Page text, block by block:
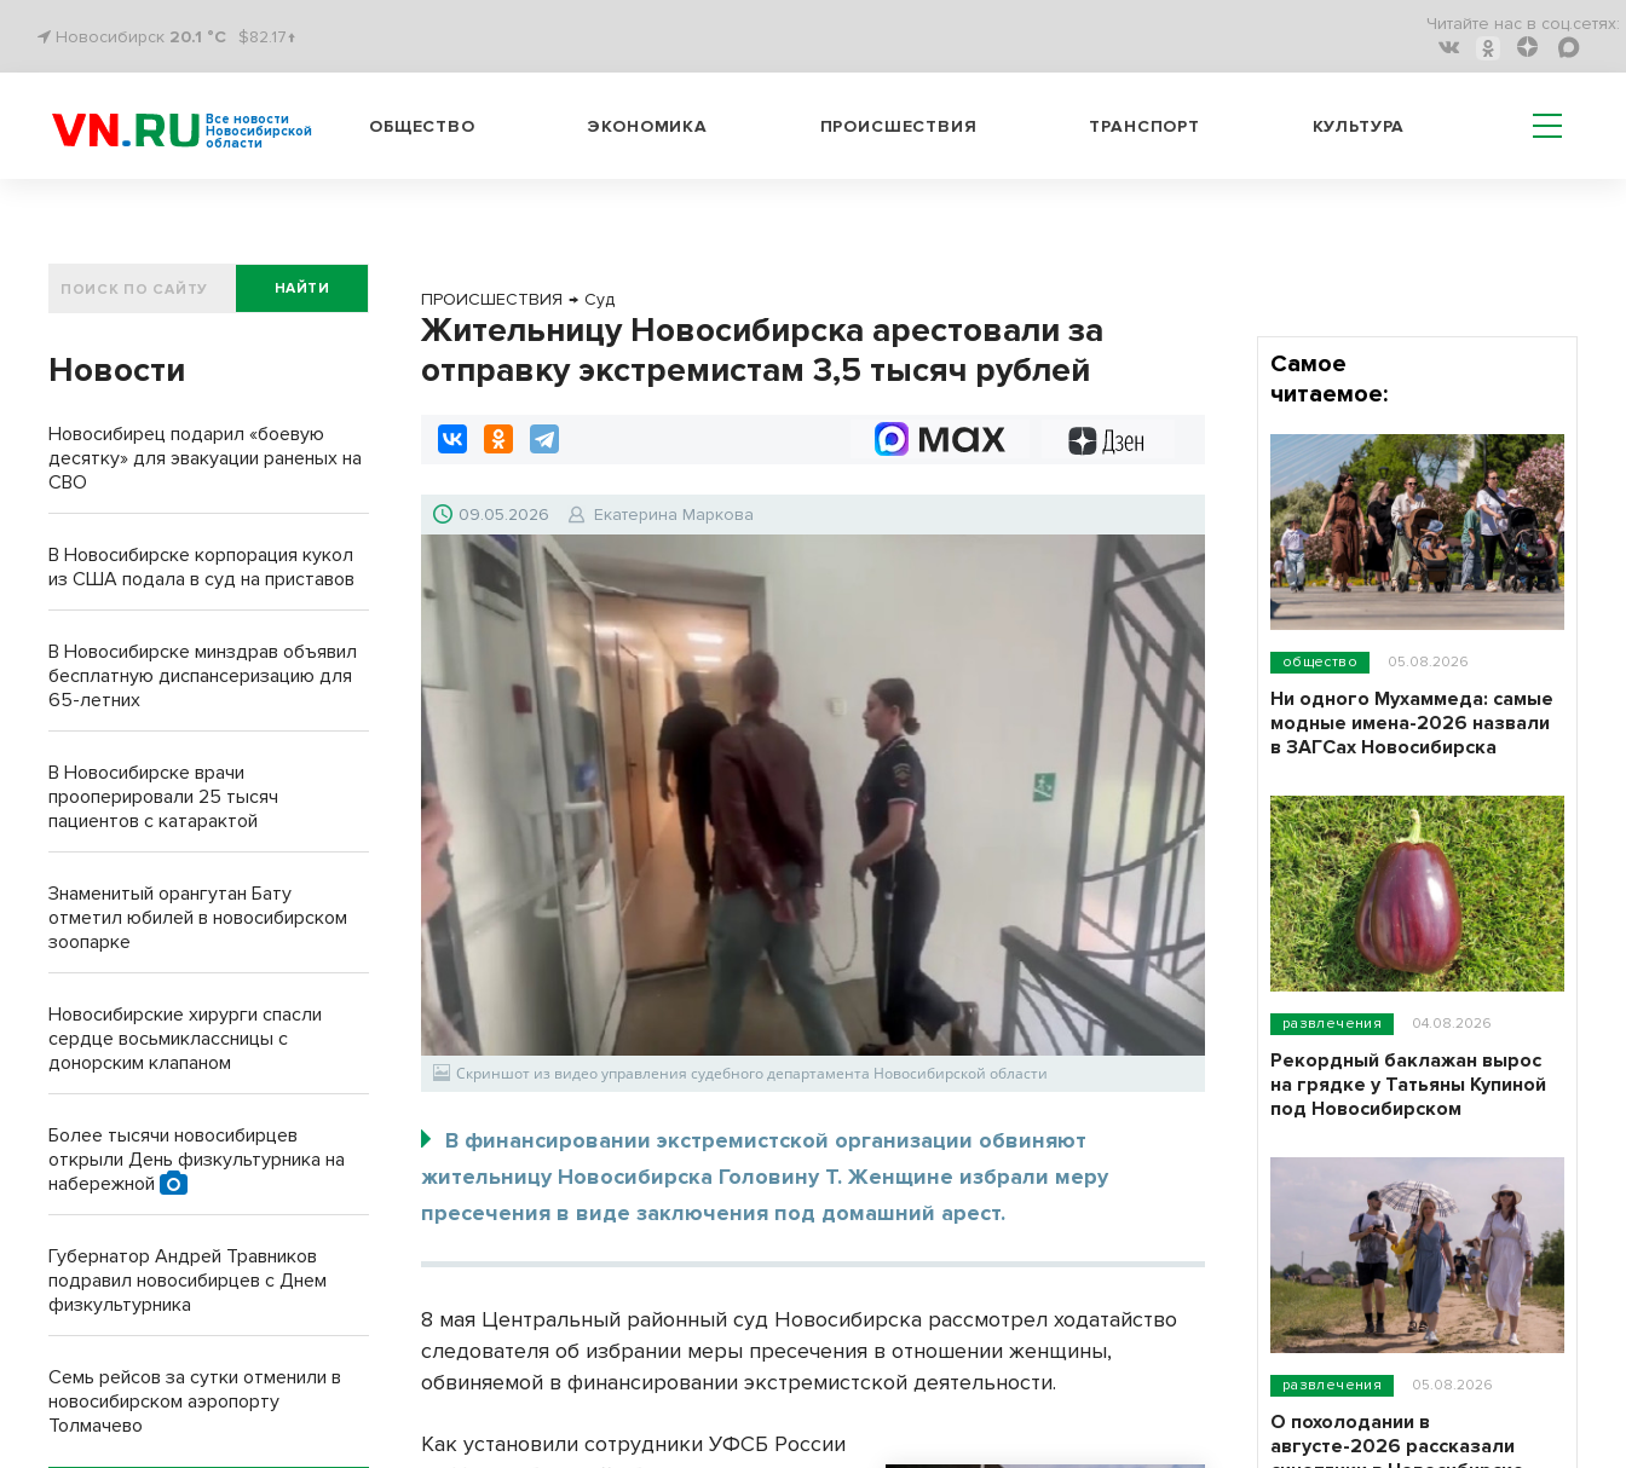
Новосибирск 20.1 °C $82.17↑
Читайте нас в соц.сетях:
Все новости
Новосибирской
области
ОБЩЕСТВО ЭКОНОМИКА ПРОИСШЕСТВИЯ ТРАНСПОРТ КУЛЬТУРА
ПРОИСШЕСТВИЯ → Суд
Жительницу Новосибирска арестовали за
отправку экстремистам 3,5 тысяч рублей
09.05.2026 Екатерина Маркова
Скриншот из видео управления судебного департамента Новосибирской области
В финансировании экстремистской организации обвиняют
жительницу Новосибирска Головину Т. Женщине избрали меру
пресечения в виде заключения под домашний арест.
8 мая Центральный районный суд Новосибирска рассмотрел ходатайство
следователя об избрании меры пресечения в отношении женщины,
обвиняемой в финансировании экстремистской деятельности.
Как установили сотрудники УФСБ России
НАЙТИ
Новости
Новосибирец подарил «боевую
десятку» для эвакуации раненых на
СВО
В Новосибирске корпорация кукол
из США подала в суд на приставов
В Новосибирске минздрав объявил
бесплатную диспансеризацию для
65-летних
В Новосибирске врачи
прооперировали 25 тысяч
пациентов с катарактой
Знаменитый орангутан Бату
отметил юбилей в новосибирском
зоопарке
Новосибирские хирурги спасли
сердце восьмиклассницы с
донорским клапаном
Более тысячи новосибирцев
открыли День физкультурника на
набережной
Губернатор Андрей Травников
подравил новосибирцев с Днем
физкультурника
Семь рейсов за сутки отменили в
новосибирском аэропорту
Толмачево
Самое
читаемое:
общество 05.08.2026
Ни одного Мухаммеда: самые
модные имена-2026 назвали
в ЗАГСах Новосибирска
развлечения 04.08.2026
Рекордный баклажан вырос
на грядке у Татьяны Купиной
под Новосибирском
развлечения 05.08.2026
О похолодании в
августе-2026 рассказали